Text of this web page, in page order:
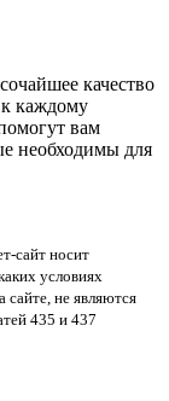
качество
каждому
вам
необходимы для
сайт носит
условиях
не являются
435 и 437